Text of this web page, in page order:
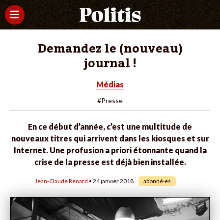
Demandez le (nouveau)
journal !
Médias
#Presse
En ce début d’année, c’est une multitude de
nouveaux titres qui arrivent dans les kiosques et sur
Internet. Une profusion a priori étonnante quand la
crise de la presse est déjà bien installée.
Jean-Claude Renard • 24 janvier 2018 abonné·es